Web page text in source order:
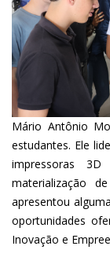
Mário Antônio
estudantes. Ele
impressoras
materialização
apresentou
oportunidades
Inovação e